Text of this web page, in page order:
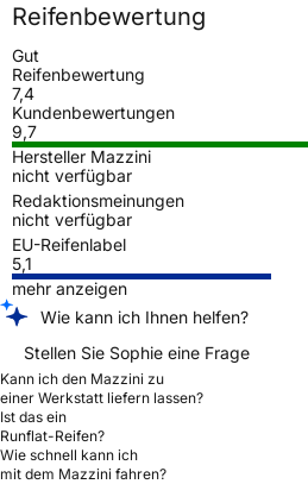
Reifenbewertung
Gut
Reifenbewertung
7,4
Kundenbewertungen
9,7
Hersteller Mazzini
nicht verfügbar
Redaktionsmeinungen
nicht verfügbar
EU-Reifenlabel
5,1
mehr anzeigen
Wie kann ich Ihnen helfen?
Stellen Sie Sophie eine Frage
Kann ich den Mazzini zu
einer Werkstatt liefern lassen?
Ist das ein
Runflat-Reifen?
Wie schnell kann ich
mit dem Mazzini fahren?